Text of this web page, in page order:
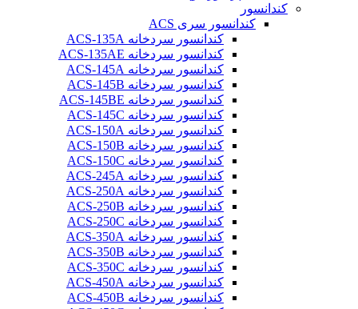
کندانسور
کندانسور سری ACS
کندانسور سردخانه ACS-135A
کندانسور سردخانه ACS-135AE
کندانسور سردخانه ACS-145A
کندانسور سردخانه ACS-145B
کندانسور سردخانه ACS-145BE
کندانسور سردخانه ACS-145C
کندانسور سردخانه ACS-150A
کندانسور سردخانه ACS-150B
کندانسور سردخانه ACS-150C
کندانسور سردخانه ACS-245A
کندانسور سردخانه ACS-250A
کندانسور سردخانه ACS-250B
کندانسور سردخانه ACS-250C
کندانسور سردخانه ACS-350A
کندانسور سردخانه ACS-350B
کندانسور سردخانه ACS-350C
کندانسور سردخانه ACS-450A
کندانسور سردخانه ACS-450B